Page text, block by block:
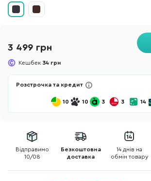
3 499 грн
Кешбек 34 грн
Розстрочка та кредит
10 10 3 3 14
Відправимо
10/08
Безкоштовна
доставка
14 днів на
обмін товару